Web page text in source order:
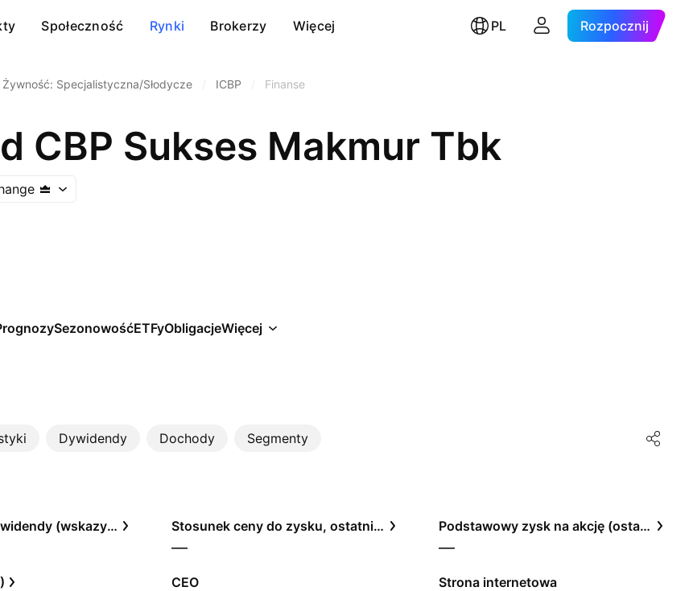
Społeczność Rynki Brokerzy Więcej PL Rozpocznij
Żywność: Specjalistyczna/Słodycze ICBP Finanse
CBP Sukses Makmur Tbk
SezonowośćETFyObligacjeWięcej
Dywidendy Dochody Segmenty
Rentowność dywidendy (wskazywana) Stosunek ceny do zysku, ostatnie 12 miesięcy
—
Podstawowy zysk na akcję (ostatnie 12 miesięcy)
—
CEO Strona internetowa